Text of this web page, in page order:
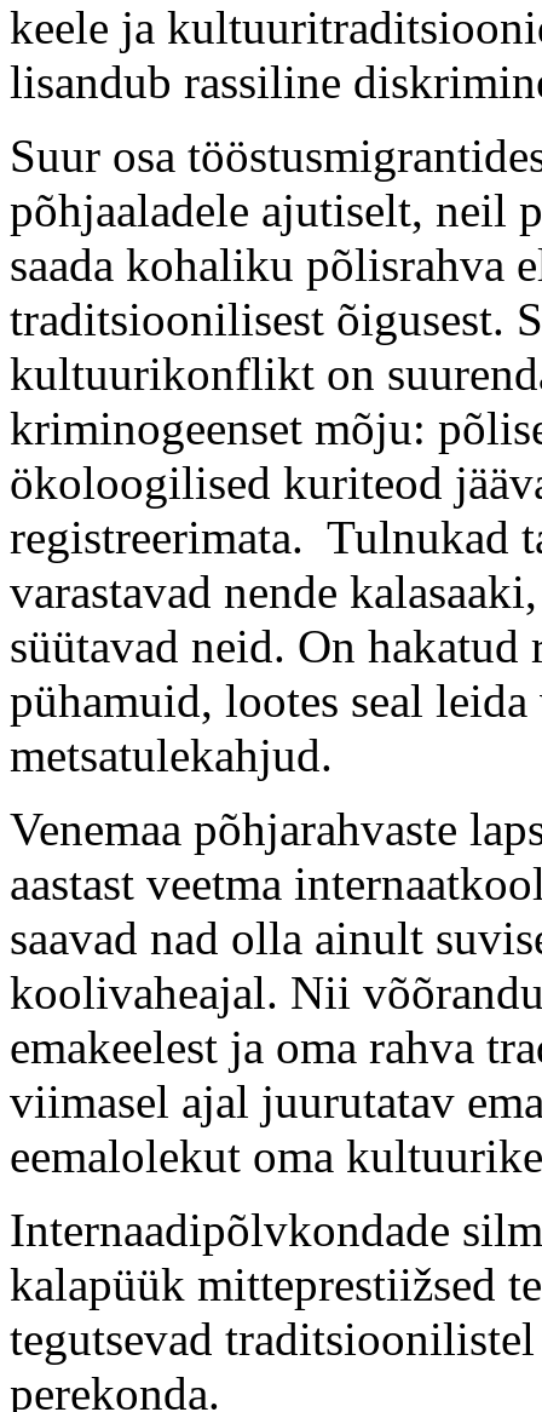
keele ja
lisandub rassiline
Suur osa
põhjaaladele ajutiselt, neil
saada kohaliku põlisrahva
traditsioonilisest õigusest.
kultuurikonflikt on
kriminogeenset mõju:
ökoloogilised kuriteod
registreerimata. Tulnukad
varastavad nende
süütavad neid. On
pühamuid, lootes seal leida
metsatulekahjud.
Venemaa põhjarahvaste
aastast veetma
saavad nad olla ainult
koolivaheajal. Nii
emakeelest ja oma rahva
viimasel ajal juurutatav
eemalolekut oma
Internaadipõlvkondade
kalapüük mitteprestiižsed
tegutsevad
perekonda.